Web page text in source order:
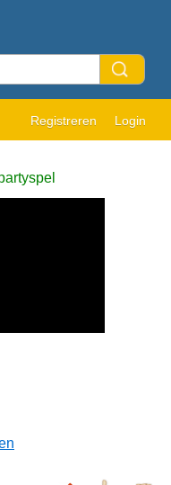
Registreren Login